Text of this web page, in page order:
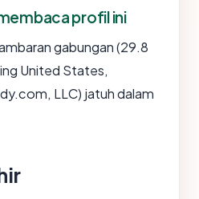
profil ini
gabungan (29.8
United States,
LLC) jatuh dalam